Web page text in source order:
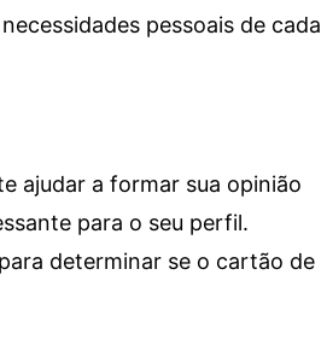
pessoais de cada
ajudar a formar sua opinião
para o seu perfil.
determinar se o cartão de